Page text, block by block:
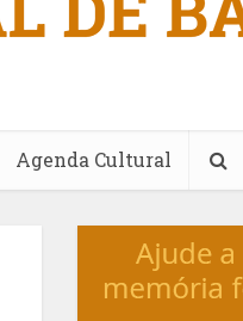
Agenda Cultural